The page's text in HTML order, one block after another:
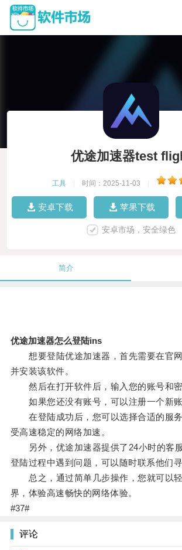
优途加速器test
工具 时间：2025-11-03
安卓下载 苹果下载
安卓市场，安全绿色
简介
优途加速器怎么登陆ins
想要登陆优途加速器，首先需要在官网
并安装该软件。
然后在打开软件后，输入您的账号和密
如果您还没有账号，可以注册一个新账
在登陆成功后，您可以选择合适的服
受高速稳定的网络加速。
另外，优途加速器提供了24小时的客
登陆过程中遇到问题，可以随时联系他们寻
总之，通过简单几步操作，您就可以
界，体验高速畅快的网络体验。
#37#
评论